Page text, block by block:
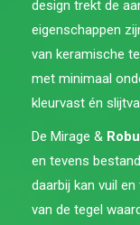
design trekt de
eigenschappen
van keramische
met minimaal
kleurvast én
De Mirage &
en tevens
daarbij kan vuil
van de tegel